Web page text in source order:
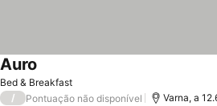
Bed & Breakfast
Auro
/ Pontuação não disponível Varna, a